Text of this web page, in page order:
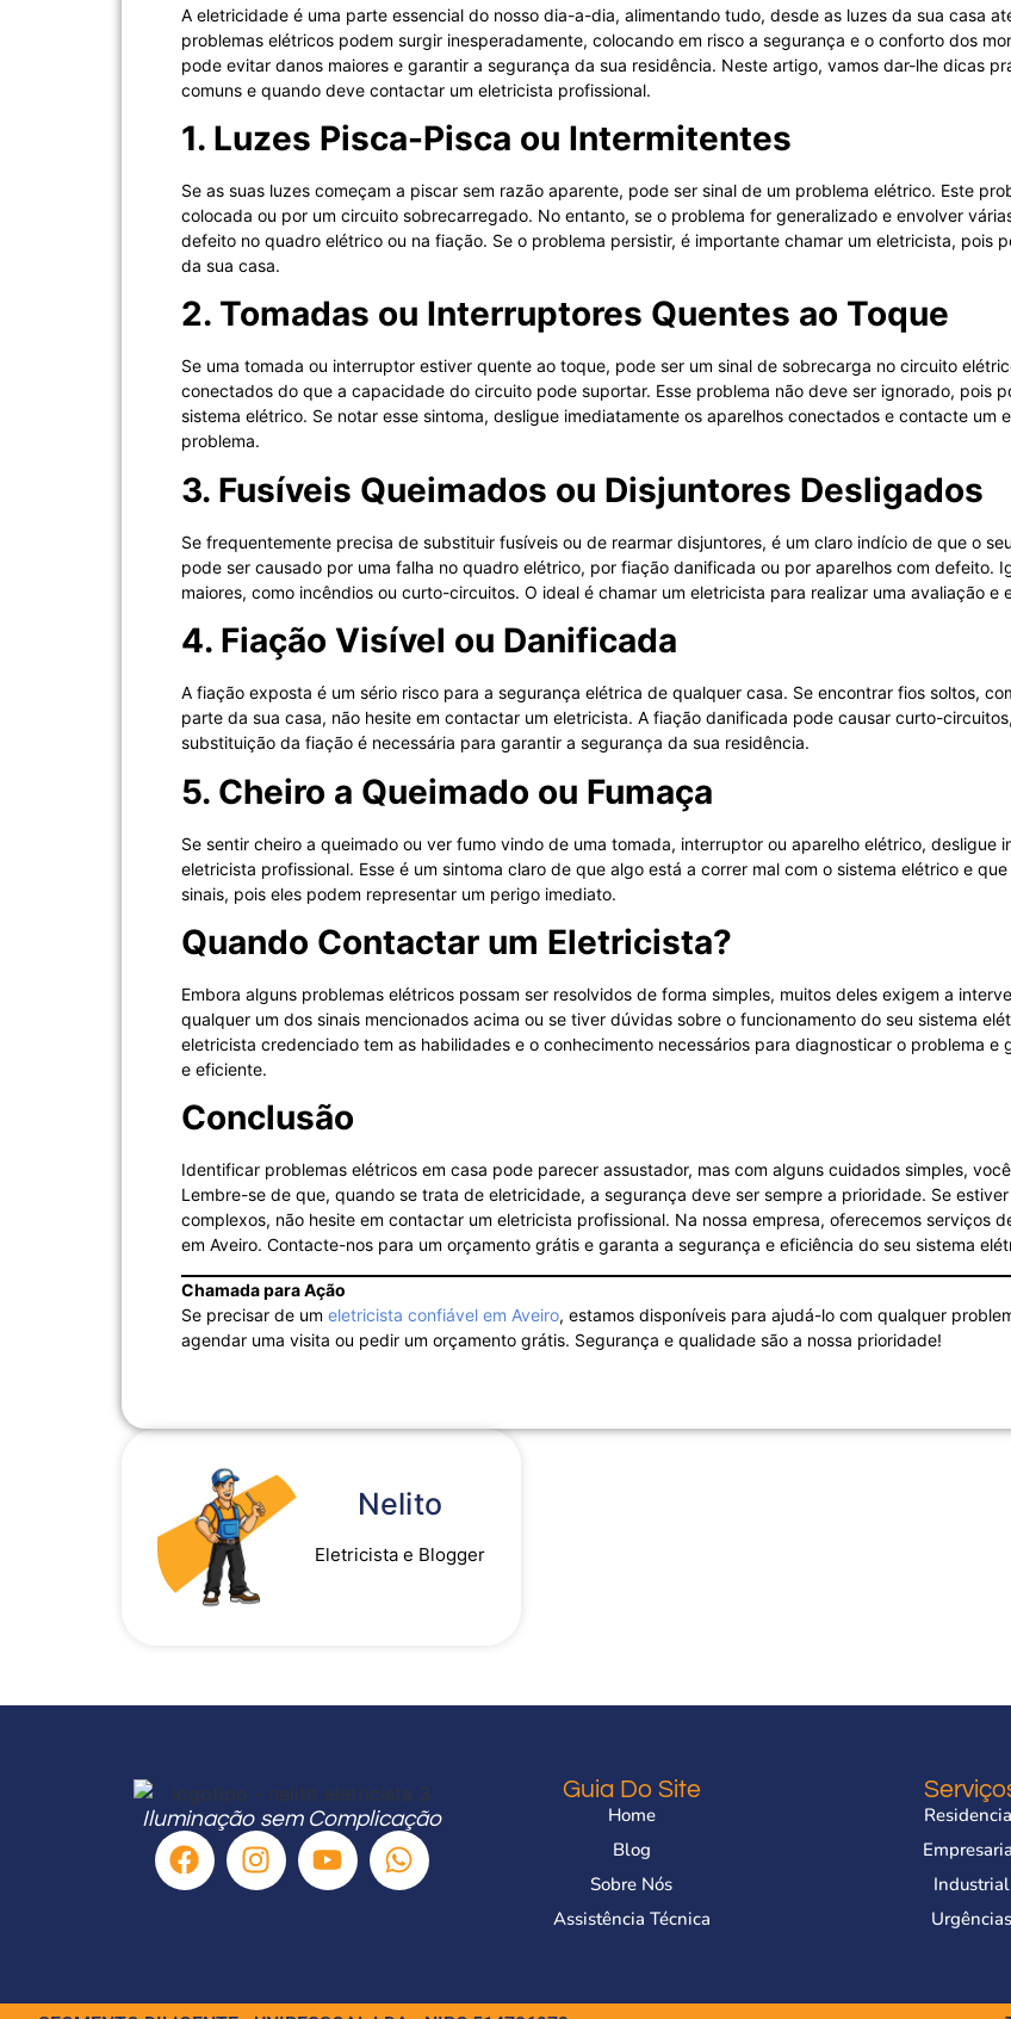
A eletricidade é uma parte essencial do nosso dia-a-dia, alimentando tudo, desde as luzes da sua casa
problemas elétricos podem surgir inesperadamente, colocando em risco a segurança e o conforto dos
pode evitar danos maiores e garantir a segurança da sua residência. Neste artigo, vamos dar-lhe dicas
comuns e quando deve contactar um eletricista profissional.
1. Luzes Pisca-Pisca ou Intermitentes
Se as suas luzes começam a piscar sem razão aparente, pode ser sinal de um problema elétrico. Este
colocada ou por um circuito sobrecarregado. No entanto, se o problema for generalizado e envolver
defeito no quadro elétrico ou na fiação. Se o problema persistir, é importante chamar um eletricista, pois
da sua casa.
2. Tomadas ou Interruptores Quentes ao Toque
Se uma tomada ou interruptor estiver quente ao toque, pode ser um sinal de sobrecarga no circuito
conectados do que a capacidade do circuito pode suportar. Esse problema não deve ser ignorado, pois
sistema elétrico. Se notar esse sintoma, desligue imediatamente os aparelhos conectados e contacte
problema.
3. Fusíveis Queimados ou Disjuntores Desligados
Se frequentemente precisa de substituir fusíveis ou de rearmar disjuntores, é um claro indício de que o
pode ser causado por uma falha no quadro elétrico, por fiação danificada ou por aparelhos com defeito.
maiores, como incêndios ou curto-circuitos. O ideal é chamar um eletricista para realizar uma avaliação e
4. Fiação Visível ou Danificada
A fiação exposta é um sério risco para a segurança elétrica de qualquer casa. Se encontrar fios soltos,
parte da sua casa, não hesite em contactar um eletricista. A fiação danificada pode causar curto-
substituição da fiação é necessária para garantir a segurança da sua residência.
5. Cheiro a Queimado ou Fumaça
Se sentir cheiro a queimado ou ver fumo vindo de uma tomada, interruptor ou aparelho elétrico, desligue
eletricista profissional. Esse é um sintoma claro de que algo está a correr mal com o sistema elétrico e
sinais, pois eles podem representar um perigo imediato.
Quando Contactar um Eletricista?
Embora alguns problemas elétricos possam ser resolvidos de forma simples, muitos deles exigem a
qualquer um dos sinais mencionados acima ou se tiver dúvidas sobre o funcionamento do seu sistema
eletricista credenciado tem as habilidades e o conhecimento necessários para diagnosticar o problema
e eficiente.
Conclusão
Identificar problemas elétricos em casa pode parecer assustador, mas com alguns cuidados simples,
Lembre-se de que, quando se trata de eletricidade, a segurança deve ser sempre a prioridade. Se
complexos, não hesite em contactar um eletricista profissional. Na nossa empresa, oferecemos serviços
em Aveiro. Contacte-nos para um orçamento grátis e garanta a segurança e eficiência do seu sistema
Chamada para Ação
Se precisar de um eletricista confiável em Aveiro, estamos disponíveis para ajudá-lo com qualquer
agendar uma visita ou pedir um orçamento grátis. Segurança e qualidade são a nossa prioridade!
Nelito
Eletricista e Blogger
Iluminação sem Complicação
Guia Do Site
Home
Blog
Sobre Nós
Assistência Técnica
Industrial
Urgências